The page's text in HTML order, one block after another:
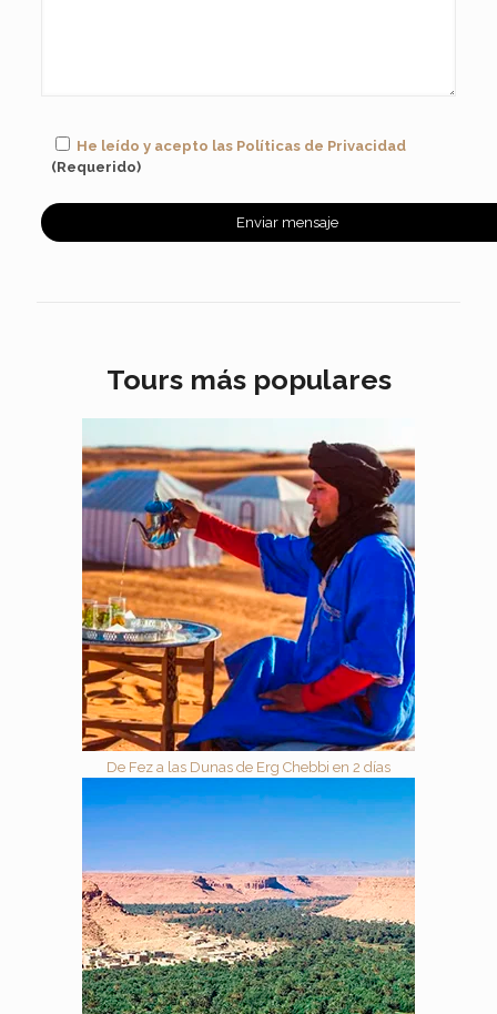
He leído y acepto las Políticas de Privacidad
(Requerido)
Tours más populares
De Fez a las Dunas de Erg Chebbi en 2 días